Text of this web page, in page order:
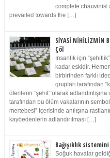
complete chauvinist
prevailed towards the […]
SİYASİ NİHİLİZMİN
Çöl
İnsanlık için
kadar eskidir.
birbirinden farklı
grupları tarafından
ölenlerin “şehit” olarak
tarafından bu ölüm vakalarının
mertebesi” içerisinde anılışına
kaybedenlerin adlandırılması […]
Bağışıklık
Soğuk havalar